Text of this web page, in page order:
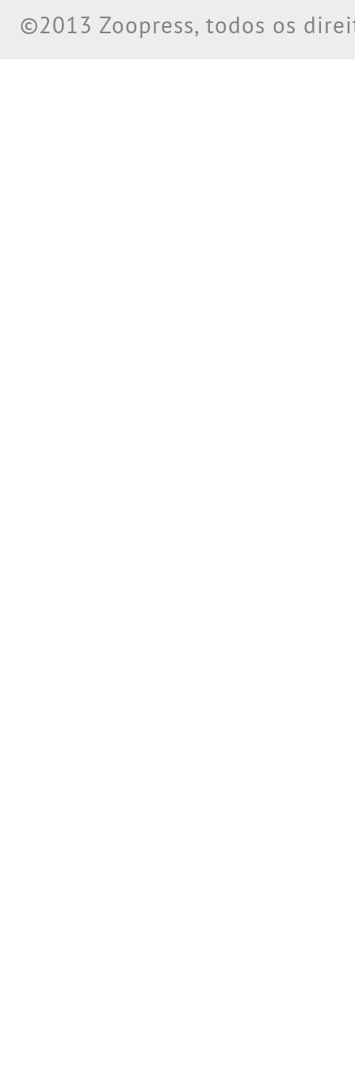
©2013 Zoopress, todos os